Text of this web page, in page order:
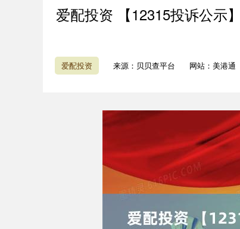
爱配投资 【12315投诉公示
爱配投资 来源：贝贝查平台 网站：美港通